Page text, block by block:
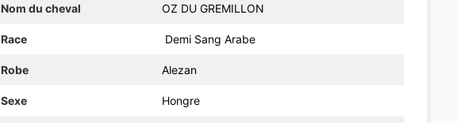
Nom du cheval OZ DU GREMILLON
Race Demi Sang Arabe
Robe Alezan
Sexe Hongre